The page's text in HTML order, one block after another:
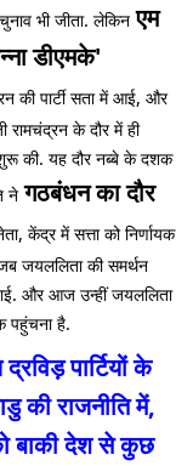
भी जीता. लेकिन एम
डीएमके'
की पार्टी सता में आई, और
रामचंद्रन के दौर में ही
शुरू की. यह दौर नब्बे के दशक
ने गठबंधन का दौर
केंद्र में सत्ता को निर्णायक
जयललिता की समर्थन
और आज उन्हीं जयललिता
पहुंचना है.
पार्टियों के
की राजनीति में,
बाकी देश से कुछ